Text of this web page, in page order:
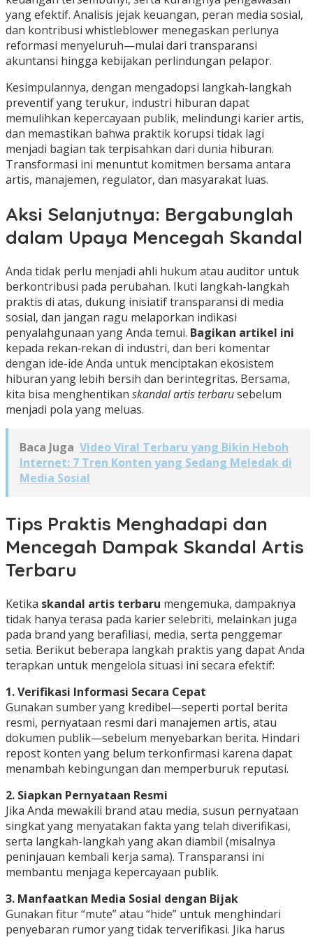
yang efektif. Analisis jejak keuangan, peran media sosial,
dan kontribusi whistleblower menegaskan perlunya
reformasi menyeluruh—mulai dari transparansi
akuntansi hingga kebijakan perlindungan pelapor.
Kesimpulannya, dengan mengadopsi langkah-langkah
preventif yang terukur, industri hiburan dapat
memulihkan kepercayaan publik, melindungi karier artis,
dan memastikan bahwa praktik korupsi tidak lagi
menjadi bagian tak terpisahkan dari dunia hiburan.
Transformasi ini menuntut komitmen bersama antara
artis, manajemen, regulator, dan masyarakat luas.
Aksi Selanjutnya: Bergabunglah
dalam Upaya Mencegah Skandal
Anda tidak perlu menjadi ahli hukum atau auditor untuk
berkontribusi pada perubahan. Ikuti langkah-langkah
praktis di atas, dukung inisiatif transparansi di media
sosial, dan jangan ragu melaporkan indikasi
penyalahgunaan yang Anda temui. Bagikan artikel ini
kepada rekan‑rekan di industri, dan beri komentar
dengan ide-ide Anda untuk menciptakan ekosistem
hiburan yang lebih bersih dan berintegritas. Bersama,
kita bisa menghentikan skandal artis terbarusebelum
menjadi pola yang meluas.
Baca Juga Video Viral Terbaru yang Bikin Heboh
Internet: 7 Tren Konten yang Sedang Meledak di
Media Sosial
Tips Praktis Menghadapi dan
Mencegah Dampak Skandal Artis
Terbaru
Ketika skandal artis terbaru mengemuka, dampaknya
tidak hanya terasa pada karier selebriti, melainkan juga
pada brand yang berafiliasi, media, serta penggemar
setia. Berikut beberapa langkah praktis yang dapat Anda
terapkan untuk mengelola situasi ini secara efektif:
1. Verifikasi Informasi Secara Cepat
Gunakan sumber yang kredibel—seperti portal berita
resmi, pernyataan resmi dari manajemen artis, atau
dokumen publik—sebelum menyebarkan berita. Hindari
repost konten yang belum terkonfirmasi karena dapat
menambah kebingungan dan memperburuk reputasi.
2. Siapkan Pernyataan Resmi
Jika Anda mewakili brand atau media, susun pernyataan
singkat yang menyatakan fakta yang telah diverifikasi,
serta langkah-langkah yang akan diambil (misalnya
peninjauan kembali kerja sama). Transparansi ini
membantu menjaga kepercayaan publik.
3. Manfaatkan Media Sosial dengan Bijak
Gunakan fitur “mute” atau “hide” untuk menghindari
penyebaran rumor yang tidak terverifikasi. Jika harus